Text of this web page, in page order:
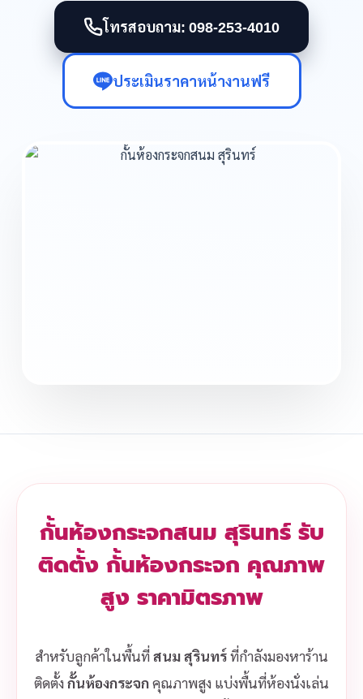
โทรสอบถาม: 098-253-4010
ประเมินราคาหน้างานฟรี
กั้นห้องกระจกสนม สุรินทร์ รับ
ติดตั้ง กั้นห้องกระจก คุณภาพ
สูง ราคามิตรภาพ
สำหรับลูกค้าในพื้นที่สนม สุรินทร์ที่กำลังมองหาร้าน
ติดตั้งกั้นห้องกระจกคุณภาพสูง แบ่งพื้นที่ห้องนั่งเล่น